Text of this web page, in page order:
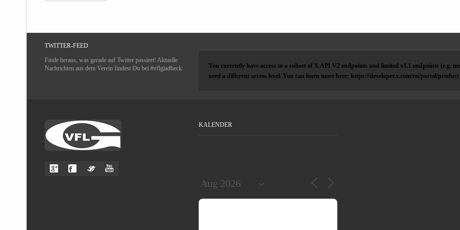
TWITTER-FEED
Finde heraus, was gerade auf Twitter passiert! Aktuelle
Nachrichten aus dem Verein findest Du bei #vflgladbeck:
You currently have access to a subset of X API V2 endpoints and limited v1.1 endpoints (e.g.
need a different access level. You can learn more here: https://developer.x.com/en/portal/product
KALENDER